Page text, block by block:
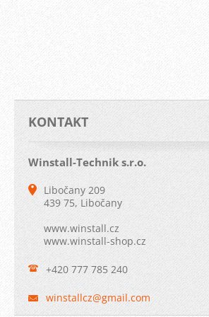
KONTAKT
Winstall-Technik s.r.o.
Libočany 209
439 75, Libočany
www.winstall.cz
www.winstall-shop.cz
+420 777 785 240
winstallcz@gmail.com